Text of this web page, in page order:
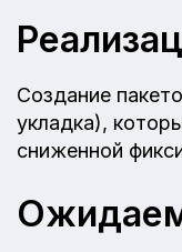
Создание
укладка),
сниженной